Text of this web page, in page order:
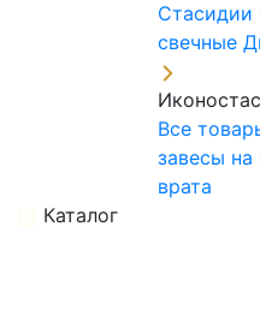
Стасидии
свечные
Все
завесы на
врата
Каталог